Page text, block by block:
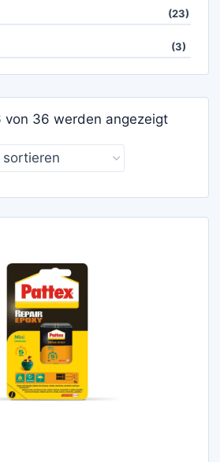
(23)
(3)
von 36 werden angezeigtNach